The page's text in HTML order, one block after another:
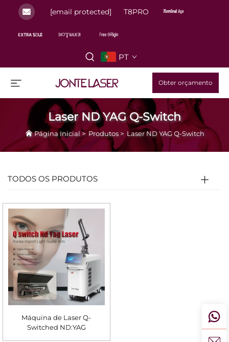
[email protected] T8PRO
PT
Obter orçamento
Laser ND YAG Q-Switch
Página Inicial> Produtos> Laser ND YAG Q-Switch
TODOS OS PRODUTOS
Máquina de Laser Q-
Switched ND:YAG